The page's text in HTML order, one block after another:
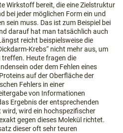
Wirkstoff bereit, die eine Zielstruktur
bei jeder möglichen Form ein und
sein muss. Das ist zum Beispiel bei
darauf hat man tatsächlich auch
reicht beispielsweise die
Krebs“ nicht mehr aus, um
treffen. Heute fragen die
oder dem Fehlen eines
auf der Oberfläche der
Fehlers in einer
von Informationen
Ergebnis der entsprechenden
wird ein hochspezifischer
gegen dieses Molekül richtet.
dieser oft sehr teuren